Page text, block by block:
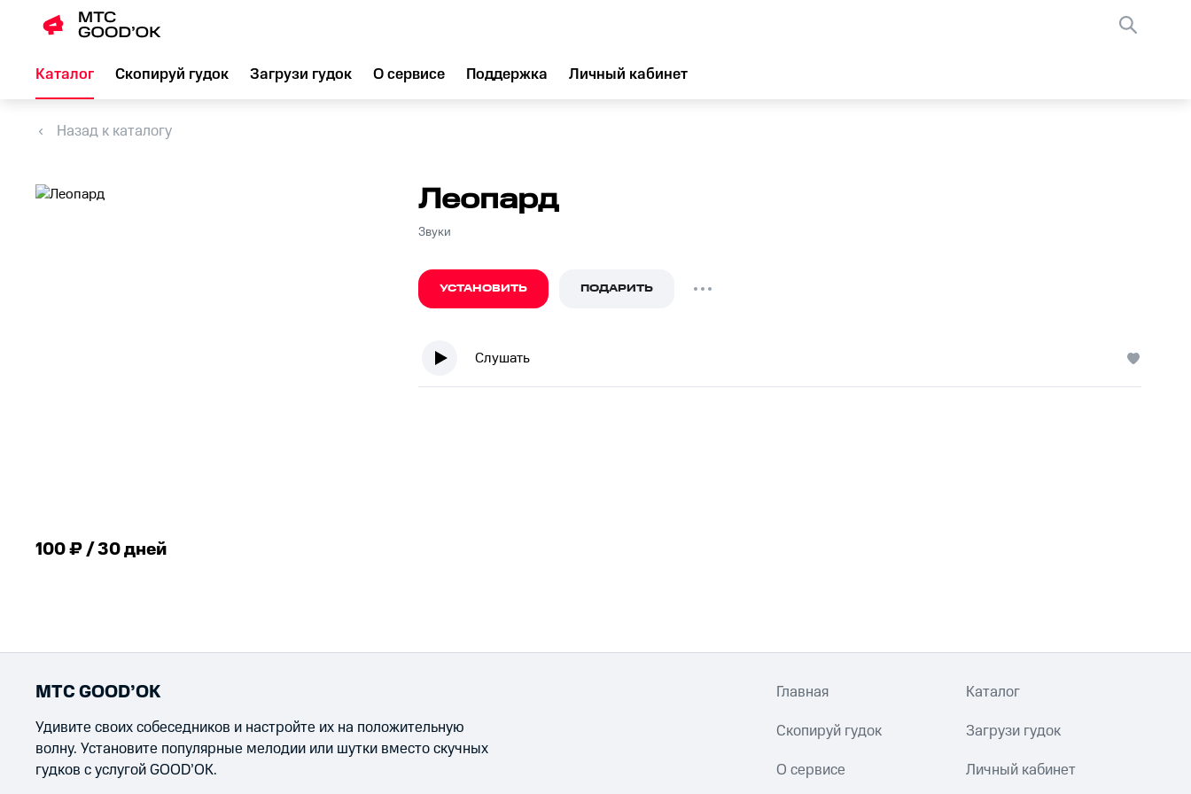
Каталог Скопируй гудок Загрузи гудок О сервисе Поддержка Личный кабинет
Назад к каталогу
100 ₽ / 30 дней
Леопард
Звуки
УСТАНОВИТЬ ПОДАРИТЬ
Слушать
МТС GOOD’OK
Удивите своих собеседников и настройте их на положительную
волну. Установите популярные мелодии или шутки вместо скучных
гудков с услугой GOOD’OK.
Главная Каталог
Скопируй гудок Загрузи гудок
О сервисе Личный кабинет